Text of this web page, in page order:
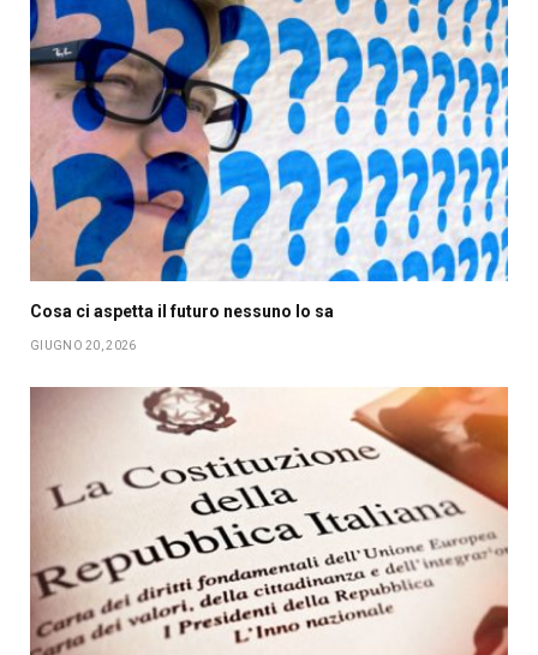
Cosa ci aspetta il futuro nessuno lo sa
GIUGNO 20, 2026